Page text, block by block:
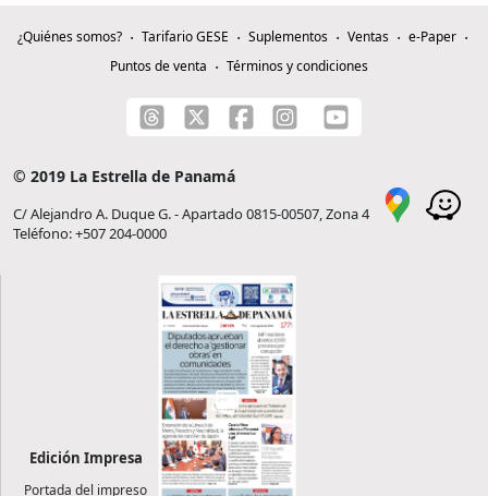
¿Quiénes somos? Tarifario GESE Suplementos Ventas
e-Paper
Puntos de venta
Términos y condiciones
© 2019 La Estrella de Panamá
C/ Alejandro A. Duque G. - Apartado 0815-00507, Zona 4
Teléfono: +507 204-0000
Edición Impresa
Portada del impreso